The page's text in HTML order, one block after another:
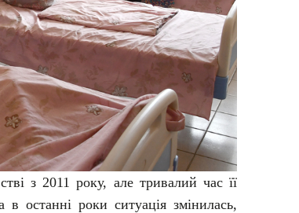
з 2011 року, але тривалий час її
в останні роки ситуація змінилась,